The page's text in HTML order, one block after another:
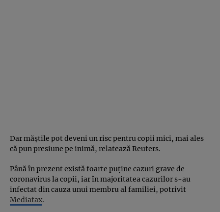
Dar măştile pot deveni un risc pentru copii mici, mai ales
că pun presiune pe inimă, relatează Reuters.
Până în prezent există foarte puţine cazuri grave de
coronavirus la copii, iar în majoritatea cazurilor s-au
infectat din cauza unui membru al familiei, potrivit
Mediafax.